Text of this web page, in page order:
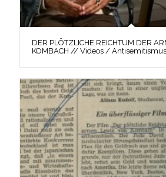
DER PLÖTZLICHE REICHTUM DER
KOMBACH // Videos /